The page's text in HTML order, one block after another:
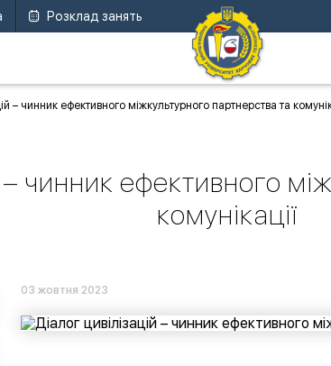
Розклад занять
– чинник ефективного міжкультурного партнерства та
– чинник ефективного
комунікації
03 жовтня 2023